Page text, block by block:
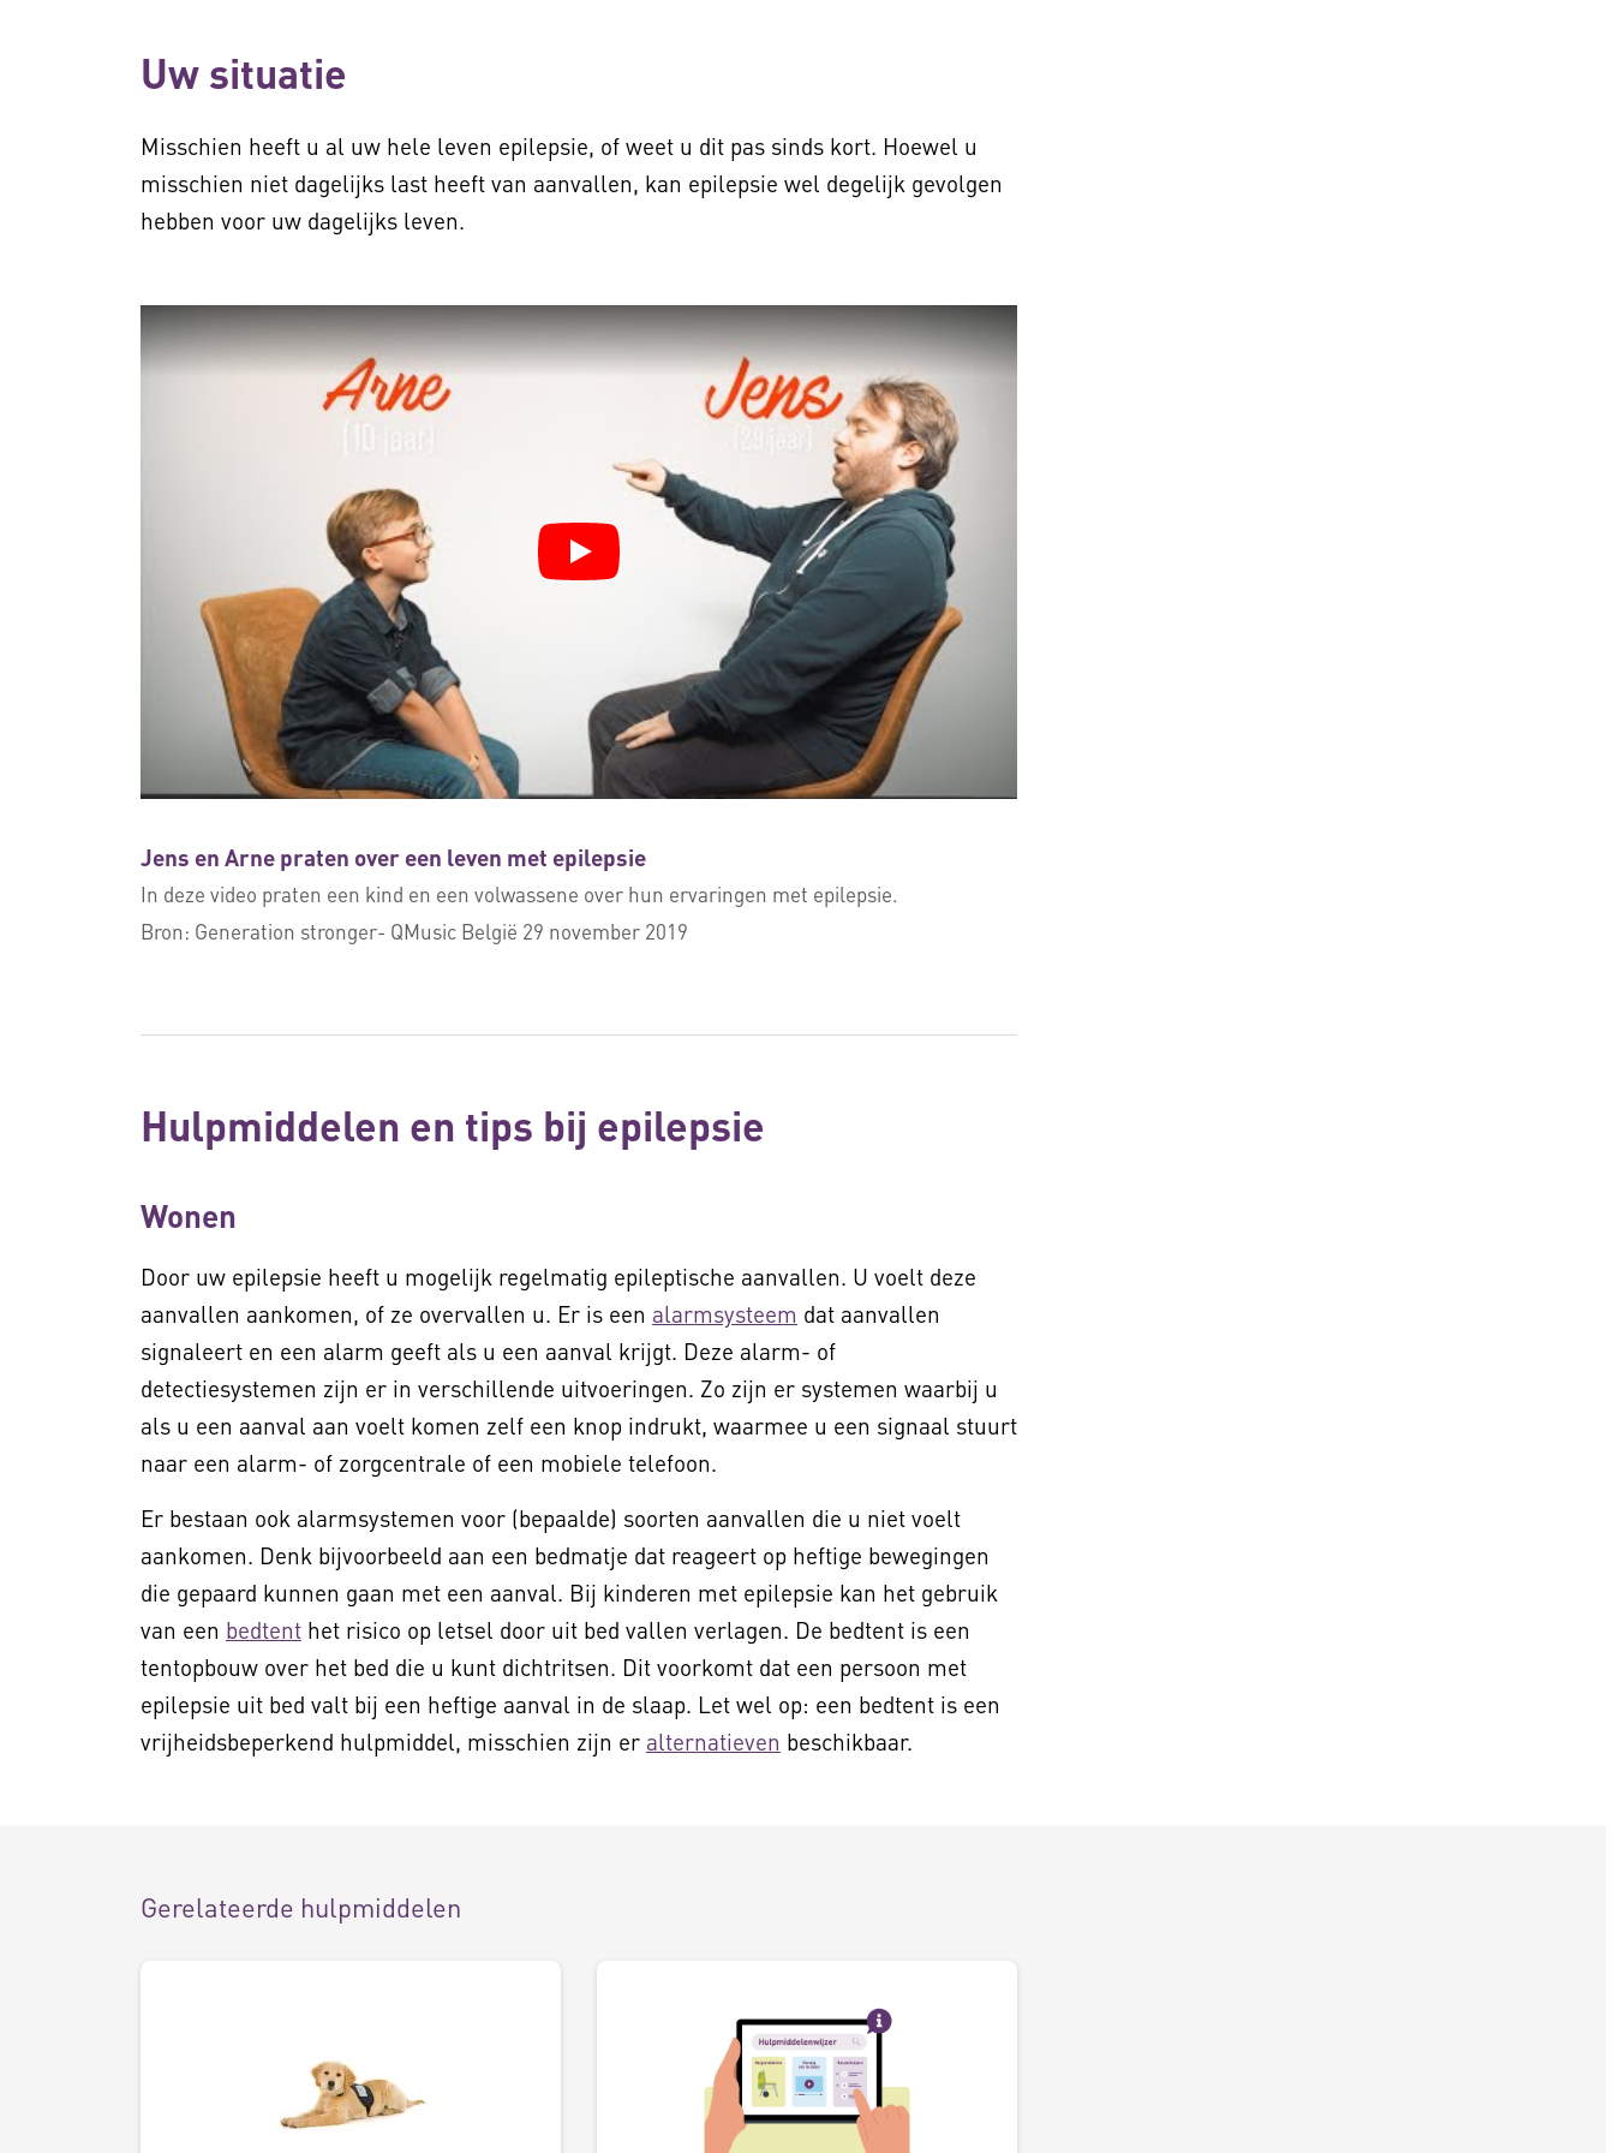
Uw situatie
Misschien heeft u al uw hele leven epilepsie, of weet u dit pas sinds kort. Hoewel u
misschien niet dagelijks last heeft van aanvallen, kan epilepsie wel degelijk gevolgen
hebben voor uw dagelijks leven.
Jens en Arne praten over een leven met epilepsie
In deze video praten een kind en een volwassene over hun ervaringen met epilepsie.
Bron: Generation stronger- QMusic België 29 november 2019
Hulpmiddelen en tips bij epilepsie
Wonen
Door uw epilepsie heeft u mogelijk regelmatig epileptische aanvallen. U voelt deze
aanvallen aankomen, of ze overvallen u. Er is een alarmsysteem dat aanvallen
signaleert en een alarm geeft als u een aanval krijgt. Deze alarm- of
detectiesystemen zijn er in verschillende uitvoeringen. Zo zijn er systemen waarbij u
als u een aanval aan voelt komen zelf een knop indrukt, waarmee u een signaal stuurt
naar een alarm- of zorgcentrale of een mobiele telefoon.
Er bestaan ook alarmsystemen voor (bepaalde) soorten aanvallen die u niet voelt
aankomen. Denk bijvoorbeeld aan een bedmatje dat reageert op heftige bewegingen
die gepaard kunnen gaan met een aanval. Bij kinderen met epilepsie kan het gebruik
van een bedtent het risico op letsel door uit bed vallen verlagen. De bedtent is een
tentopbouw over het bed die u kunt dichtritsen. Dit voorkomt dat een persoon met
epilepsie uit bed valt bij een heftige aanval in de slaap. Let wel op: een bedtent is een
vrijheidsbeperkend hulpmiddel, misschien zijn er alternatieven beschikbaar.
Gerelateerde hulpmiddelen